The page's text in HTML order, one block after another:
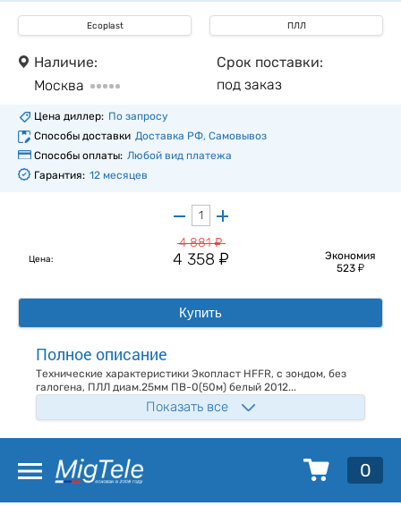
Ecoplast ПЛЛ
Наличие:
Москва
Срок поставки:
под заказ
Цена диллер: По запросу
Способы доставки Доставка РФ, Самовывоз
Способы оплаты: Любой вид платежа
Гарантия: 12 месяцев
Цена:
4 881у
4 358 у
Экономия
523 у
Купить
Полное описание
Технические характеристики Экопласт HFFR, с зондом, без
галогена, ПЛЛ диам.25мм ПВ-0(50м) белый 2012...
Показать все
0